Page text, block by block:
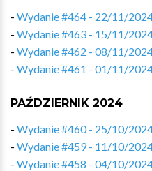
- Wydanie #464 - 22/11/
- Wydanie #463 - 15/11/
- Wydanie #462 - 08/11/
- Wydanie #461 - 01/11/
PAŹDZIERNIK 2024
- Wydanie #460 - 25/10/
- Wydanie #459 - 11/10/
- Wydanie #458 - 04/10/